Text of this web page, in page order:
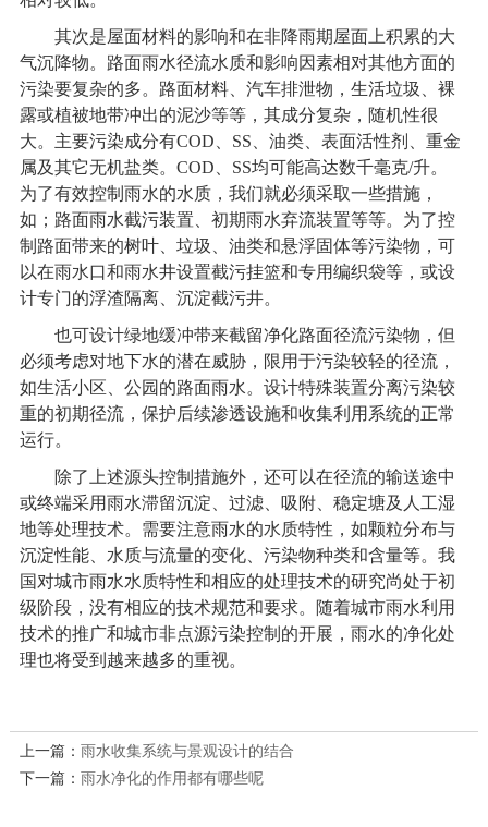
其次是屋面材料的影响和在非降雨期屋面上积累的大
气沉降物。路面雨水径流水质和影响因素相对其他方面的
污染要复杂的多。路面材料、汽车排泄物，生活垃圾、裸
露或植被地带冲出的泥沙等等，其成分复杂，随机性很
大。主要污染成分有COD、SS、油类、表面活性剂、重金
属及其它无机盐类。COD、SS均可能高达数千毫克/升。
为了有效控制雨水的水质，我们就必须采取一些措施，
如；路面雨水截污装置、初期雨水弃流装置等等。为了控
制路面带来的树叶、垃圾、油类和悬浮固体等污染物，可
以在雨水口和雨水井设置截污挂篮和专用编织袋等，或设
计专门的浮渣隔离、沉淀截污井。
也可设计绿地缓冲带来截留净化路面径流污染物，但
必须考虑对地下水的潜在威胁，限用于污染较轻的径流，
如生活小区、公园的路面雨水。设计特殊装置分离污染较
重的初期径流，保护后续渗透设施和收集利用系统的正常
运行。
除了上述源头控制措施外，还可以在径流的输送途中
或终端采用雨水滞留沉淀、过滤、吸附、稳定塘及人工湿
地等处理技术。需要注意雨水的水质特性，如颗粒分布与
沉淀性能、水质与流量的变化、污染物种类和含量等。我
国对城市雨水水质特性和相应的处理技术的研究尚处于初
级阶段，没有相应的技术规范和要求。随着城市雨水利用
技术的推广和城市非点源污染控制的开展，雨水的净化处
理也将受到越来越多的重视。
上一篇： 雨水收集系统与景观设计的结合
下一篇： 雨水净化的作用都有哪些呢